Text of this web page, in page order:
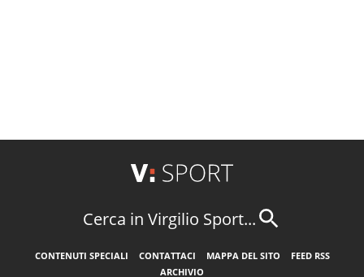
Cerca in Virgilio Sport...
CONTENUTI SPECIALI CONTATTACI MAPPA DEL SITO
FEED RSS
ARCHIVIO